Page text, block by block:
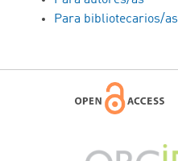
Para bibliotecarios/as